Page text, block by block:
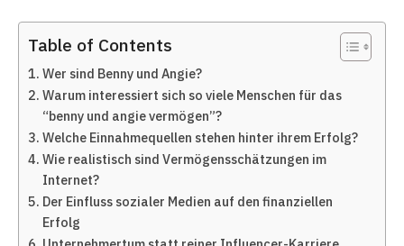
Table of Contents
Wer sind Benny und Angie?
Warum interessiert sich so viele Menschen für das
“benny und angie vermögen”?
Welche Einnahmequellen stehen hinter ihrem Erfolg?
Wie realistisch sind Vermögensschätzungen im
Internet?
Der Einfluss sozialer Medien auf den finanziellen
Erfolg